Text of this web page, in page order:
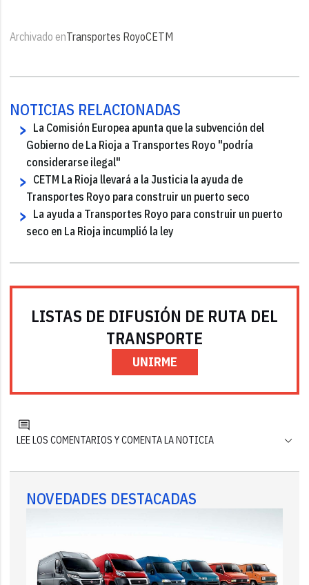
Archivado enTransportes RoyoCETM
NOTICIAS RELACIONADAS
La Comisión Europea apunta que la subvención del
Gobierno de La Rioja a Transportes Royo "podría
considerarse ilegal"
CETM La Rioja llevará a la Justicia la ayuda de
Transportes Royo para construir un puerto seco
La ayuda a Transportes Royo para construir un puerto
seco en La Rioja incumplió la ley
LISTAS DE DIFUSIÓN DE RUTA DEL
TRANSPORTE
UNIRME
LEE LOS COMENTARIOS Y COMENTA LA NOTICIA
NOVEDADES DESTACADAS